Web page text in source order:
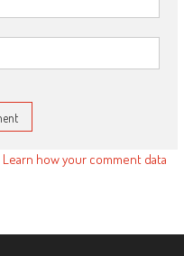
Learn how your comment data